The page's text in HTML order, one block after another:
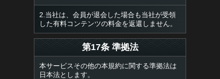
2.当社は、会員が退会した場合も当社が受領
した有料コンテンツの料金を返還しません。
第17条 準拠法
本サービスその他の本規約に関する準拠法は
日本法とします。